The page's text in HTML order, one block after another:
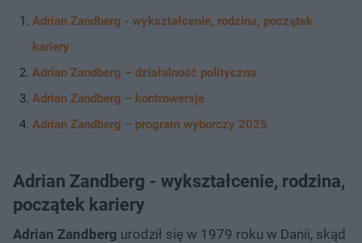
Adrian Zandberg - wykształcenie, rodzina, początek
kariery
Adrian Zandberg – działalność polityczna
Adrian Zandberg – kontrowersje
Adrian Zandberg – program wyborczy 2025
Adrian Zandberg - wykształcenie, rodzina,
początek kariery
Adrian Zandberg urodził się w 1979 roku w Danii, skąd